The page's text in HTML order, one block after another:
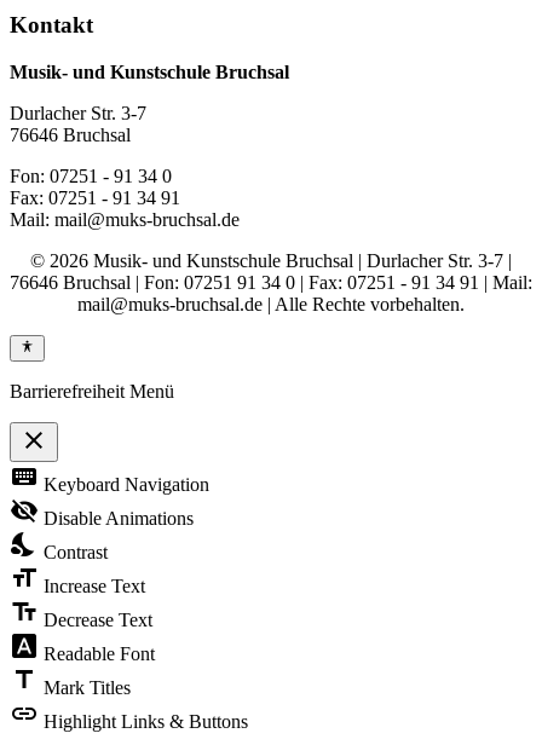
Kontakt
Musik- und Kunstschule Bruchsal
Durlacher Str. 3-7
76646 Bruchsal
Fon: 07251 - 91 34 0
Fax: 07251 - 91 34 91
Mail: mail@muks-bruchsal.de
© 2026 Musik- und Kunstschule Bruchsal | Durlacher Str. 3-7 |
76646 Bruchsal | Fon: 07251 91 34 0 | Fax: 07251 - 91 34 91 | Mail:
mail@muks-bruchsal.de | Alle Rechte vorbehalten.
Barrierefreiheit Menü
close
Toggle
the
visibility
of
Accessibility
Toolbar
keyboard Keyboard Navigation
visibility_off Disable Animations
nights_stay Contrast
format_size Increase Text
text_fields Decrease Text
font_download Readable Font
title Mark Titles
link Highlight Links & Buttons